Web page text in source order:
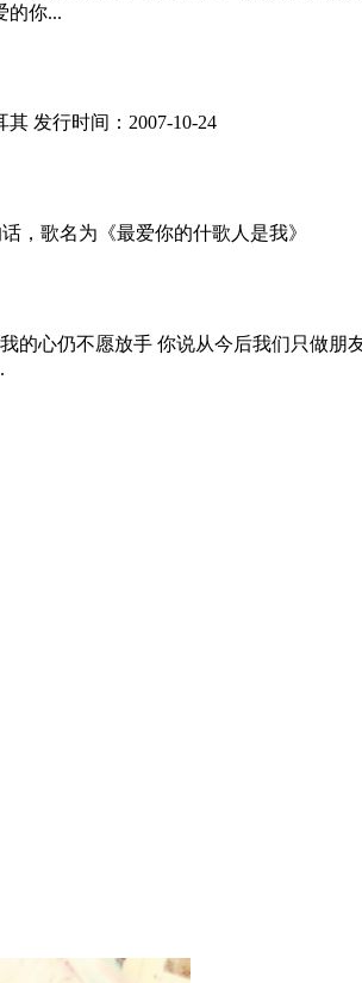
的你...
发行时间：2007-10-24
，歌名为《最爱你的什歌人是我》
的心仍不愿放手 你说从今后我们只做